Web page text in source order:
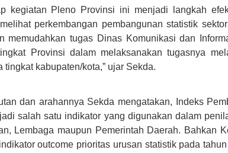
kegiatan Pleno Provinsi ini menjadi langkah
perkembangan pembangunan statistik
memudahkan tugas Dinas Komunikasi dan
Provinsi dalam melaksanakan tugasnya
tingkat kabupaten/kota,” ujar Sekda.
dan arahannya Sekda mengatakan, Indeks
salah satu indikator yang digunakan dalam
Lembaga maupun Pemerintah Daerah. Bahkan
outcome prioritas urusan statistik pada